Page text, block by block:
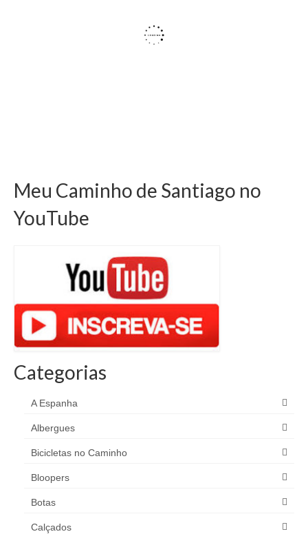
Meu Caminho de Santiago no
YouTube
Categorias
A Espanha
Albergues
Bicicletas no Caminho
Bloopers
Botas
Calçados